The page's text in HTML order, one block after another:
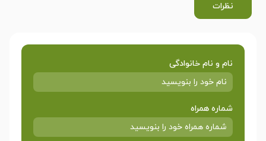
نظرات
نام و نام خانوادگی
شماره همراه